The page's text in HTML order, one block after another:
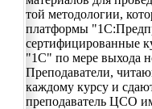
той методологии,
платформы
сертифицированные
"1С" по мере выхода
Преподаватели,
каждому курсу и
преподаватель ЦСО